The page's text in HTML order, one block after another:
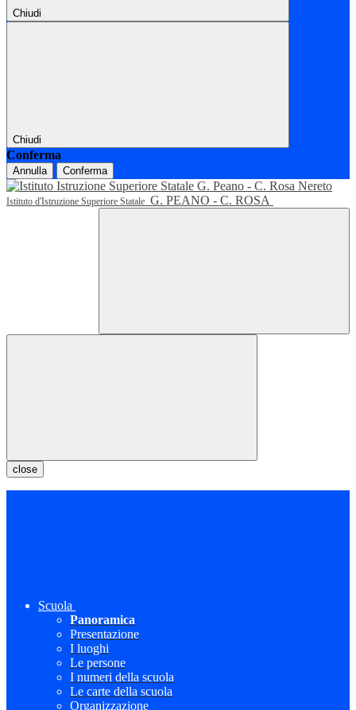
Chiudi
Chiudi
Conferma
Annulla Conferma
Istituto d'Istruzione Superiore Statale G. PEANO - C. ROSA
close
Scuola
Panoramica
Presentazione
I luoghi
Le persone
I numeri della scuola
Le carte della scuola
Organizzazione